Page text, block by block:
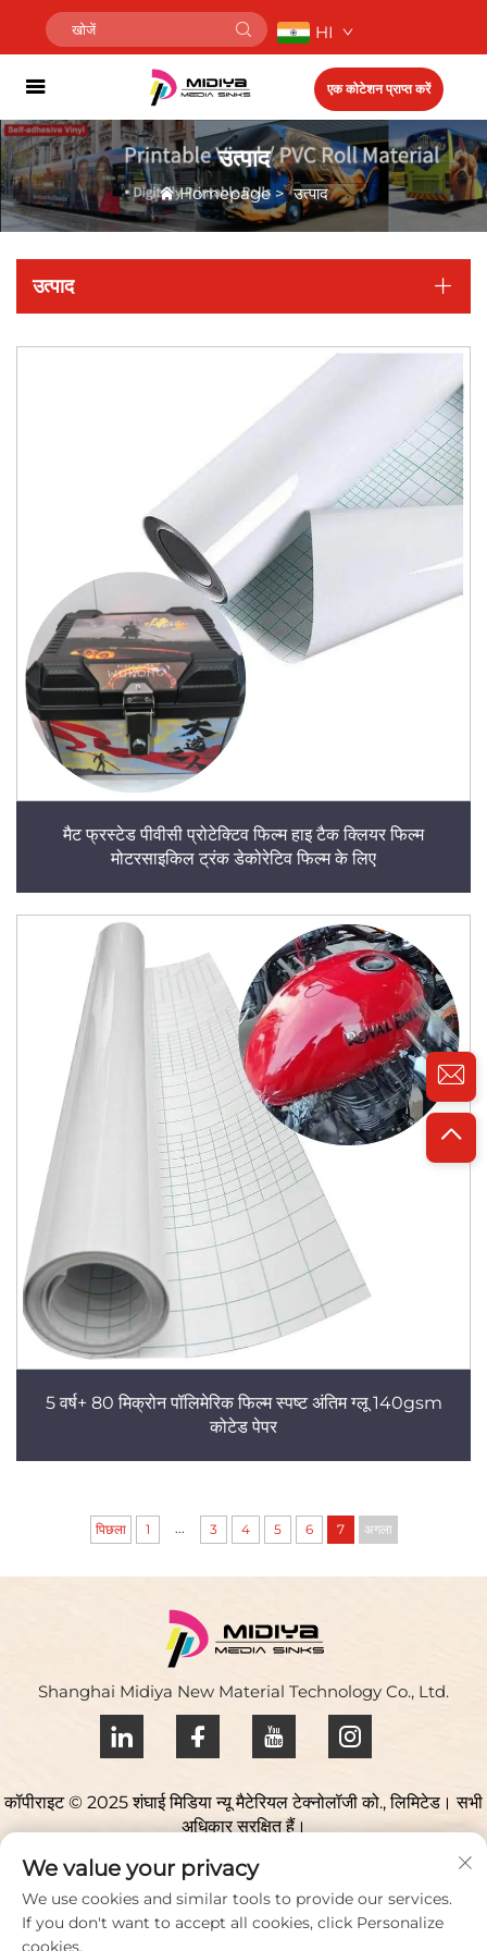
HI
एक कोटेशन प्राप्त करें
उत्पाद
Homepage>उत्पाद
उत्पाद
मैट फ्रस्टेड पीवीसी प्रोटेक्टिव फिल्म हाइ टैक क्लियर फिल्म
मोटरसाइकिल ट्रंक डेकोरेटिव फिल्म के लिए
5 वर्ष+ 80 मिक्रोन पॉलिमेरिक फिल्म स्पष्ट अंतिम ग्लू 140gsm
कोटेड पेपर
पिछला 1 ... 3 4 5 6 7 अगला
Shanghai Midiya New Material Technology Co., Ltd.
कॉपीराइट © 2025 शंघाई मिडिया न्यू मैटेरियल टेक्नोलॉजी को., लिमिटेड। सभी
अधिकार सुरक्षित हैं।
गोपनीयता नीति
हमसे संपर्क करें
Address: युकियाओ साइंस पार्क, 98 लियानफू रोड, जिउटिंग टाउन, सोंगजियांग
We value your privacy
We use cookies and similar tools to provide our services.
If you don't want to accept all cookies, click Personalize
cookies.